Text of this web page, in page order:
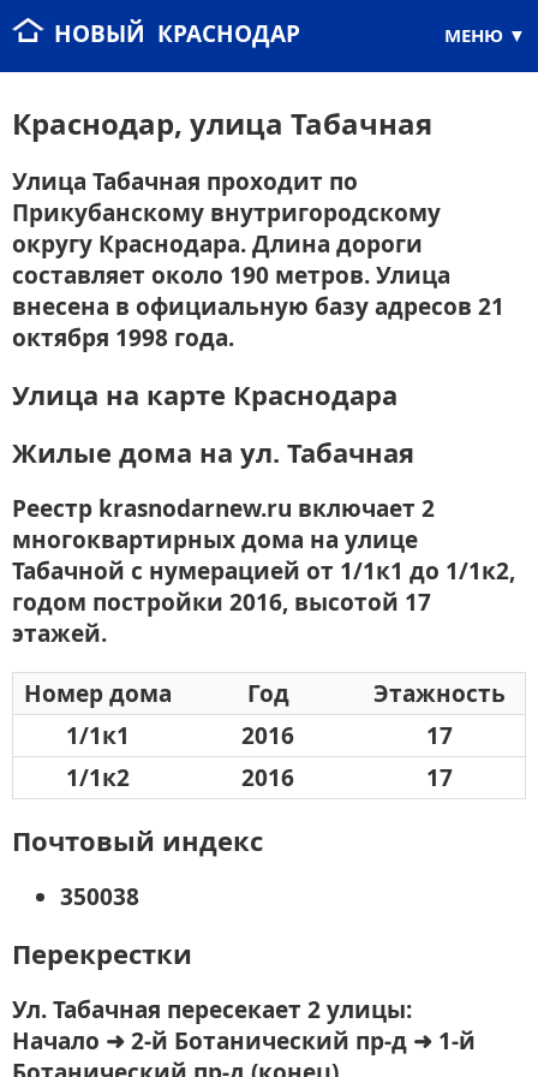
НОВЫЙ КРАСНОДАР МЕНЮ
Краснодар, улица Табачная
Улица Табачная проходит по
Прикубанскому внутригородскому
округу Краснодара. Длина дороги
составляет около 190 метров. Улица
внесена в официальную базу адресов 21
октября 1998 года.
Улица на карте Краснодара
Жилые дома на ул. Табачная
Реестр krasnodarnew.ru включает 2
многоквартирных дома на улице
Табачной с нумерацией от 1/1к1 до 1/1к2,
годом постройки 2016, высотой 17
этажей.
Номер дома
Год
Этажность
1/1к1
2016
17
1/1к2
2016 17
Почтовый индекс
350038
Перекрестки
Ул. Табачная пересекает 2 улицы:
Начало ➜ 2-й Ботанический пр-д ➜ 1-й